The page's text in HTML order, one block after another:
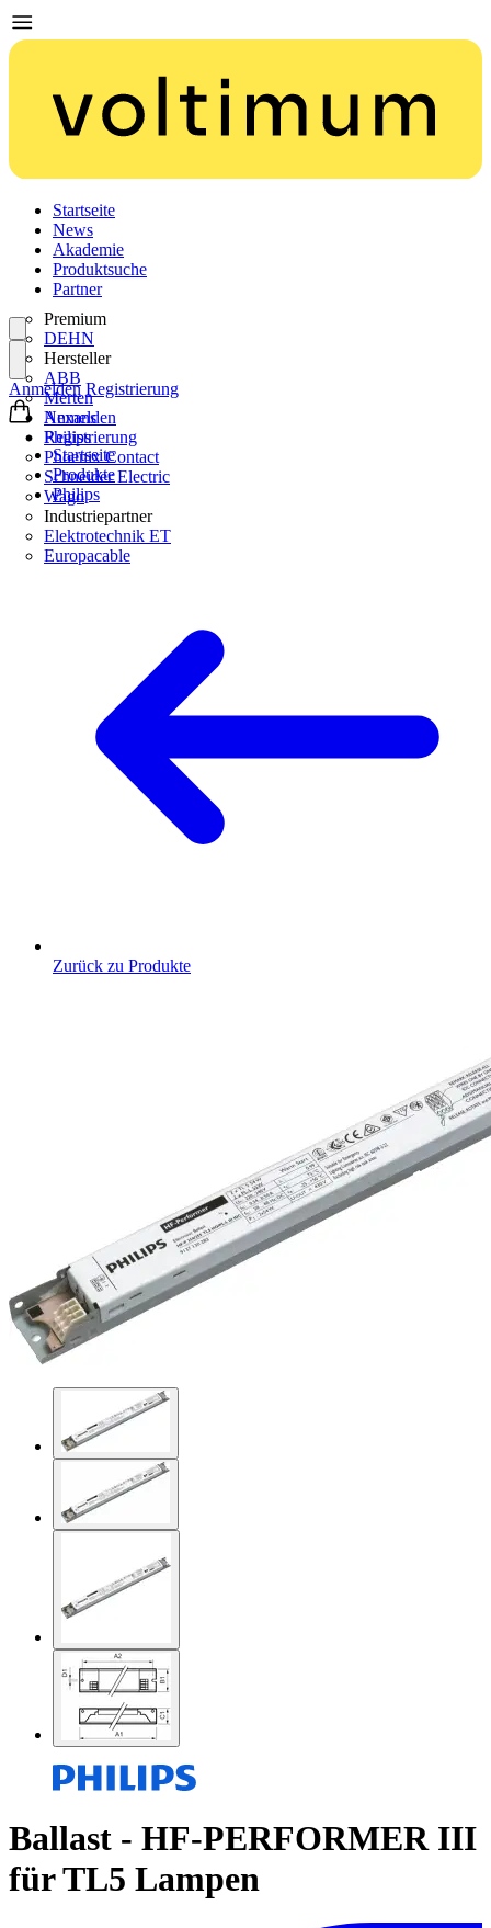
Startseite
News
Akademie
Produktsuche
Partner
Premium
DEHN
Hersteller
ABB
Merten
Nexans
Philips
Phoenix Contact
Schneider Electric
Wago
Industriepartner
Elektrotechnik ET
Europacable
Anmelden
Registrierung
Anmelden Registrierung
Startseite
Produkte
Philips
Zurück zu Produkte
Ballast - HF-PERFORMER III
für TL5 Lampen